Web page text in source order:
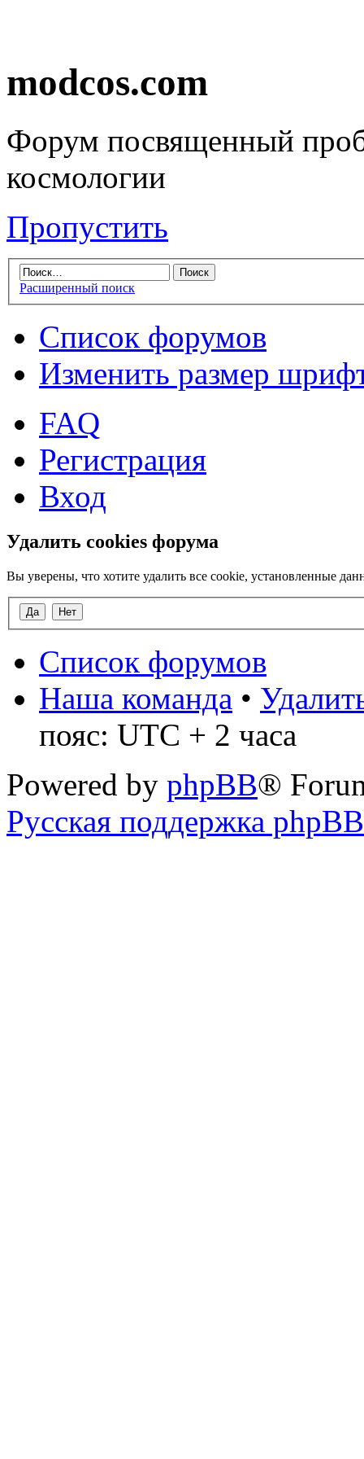
modcos.com
Форум посвященный
космологии
Пропустить
Расширенный поиск
Список форумов
Изменить размер
FAQ
Регистрация
Вход
Удалить cookies форума
Вы уверены, что хотите удалить все cookie, установленные
Список форумов
Наша команда •
пояс: UTC + 2 часа
Powered by phpBB®
Русская поддержка phpBB